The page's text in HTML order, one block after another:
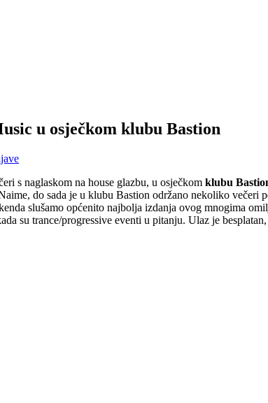
u osječkom klubu Bastion
s naglaskom na house glazbu, u osječkom klubu
do sada je u klubu Bastion održano nekoliko večeri
slušamo općenito najbolja izdanja ovog mnogima
su trance/progressive eventi u pitanju. Ulaz je